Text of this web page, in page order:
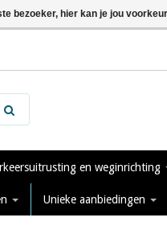
en weginrichting
Unieke aanbiedingen
bezoeker, hier kan je jou